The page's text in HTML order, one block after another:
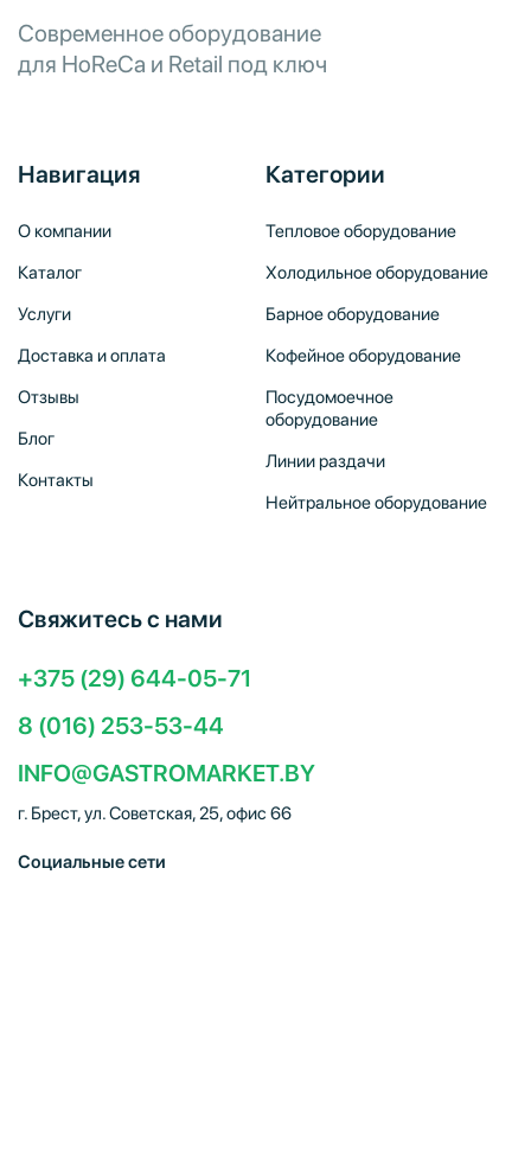
Современное оборудование
для HoReCa и Retail под ключ
Навигация
О компании
Каталог
Услуги
Доставка и оплата
Отзывы
Блог
Контакты
Категории
Тепловое оборудование
Холодильное оборудование
Барное оборудование
Кофейное оборудование
Посудомоечное
оборудование
Линии раздачи
Нейтральное оборудование
Свяжитесь с нами
+375 (29) 644-05-71
8 (016) 253-53-44
INFO@GASTROMARKET.BY
г. Брест, ул. Советская, 25, офис 66
Социальные сети